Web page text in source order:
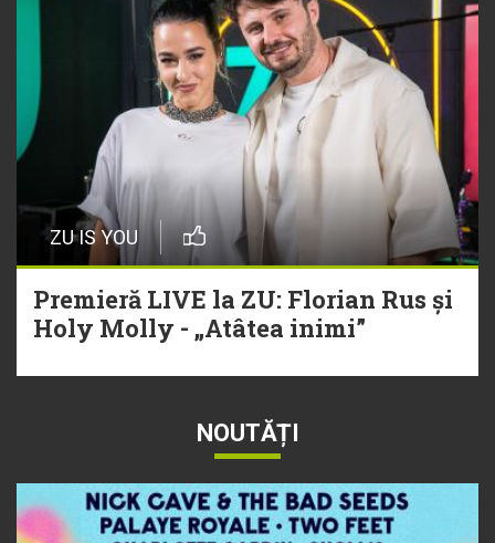
ZU IS YOU
Premieră LIVE la ZU: Florian Rus și
Holy Molly - „Atâtea inimi”
NOUTĂȚI